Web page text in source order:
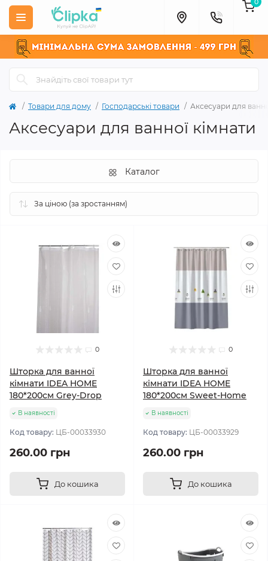
Товари для дому Господарські товари Аксесуари для
Аксесуари для ванної кімнати
Каталог
0
Шторка для ванної
кімнати IDEA HOME
180*200см Grey-Drop
В наявності
Код товару: ЦБ-00033930
260.00 грн
До кошика
0
Шторка для ванної
кімнати IDEA HOME
180*200см Sweet-Home
В наявності
Код товару: ЦБ-00033929
260.00 грн
До кошика